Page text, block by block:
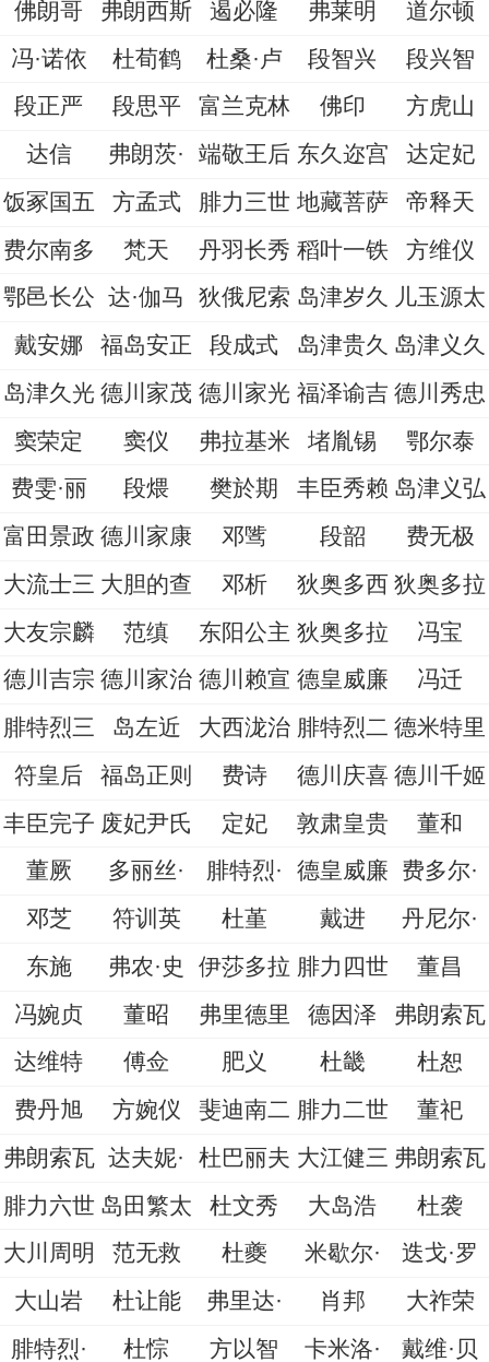
佛朗哥 弗朗西斯 遏必隆 弗莱明
道尔顿
冯·诺依
杜荀鹤 杜桑·卢 段智兴
段兴智
段正严
段思平 富兰克林 佛印
方虎山
达信
弗朗茨· 端敬王后 东久迩宫
达定妃
饭冢国五
方孟式 腓力三世 地藏菩萨
帝释天
费尔南多
梵天 丹羽长秀 稻叶一铁
方维仪
鄂邑长公 达·伽马 狄俄尼索 岛津岁久
儿玉源太
戴安娜
福岛安正 段成式 岛津贵久 岛津义久
岛津久光 德川家茂 德川家光 福泽谕吉 德川秀忠
窦荣定
窦仪 弗拉基米 堵胤锡
鄂尔泰
费雯·丽
段煨 樊於期 丰臣秀赖 岛津义弘
富田景政 德川家康 邓骘 段韶
费无极
大流士三 大胆的查 邓析 狄奥多西 狄奥多拉
大友宗麟
范缜 东阳公主 狄奥多拉
冯宝
德川吉宗 德川家治 德川赖宣 德皇威廉
冯迁
腓特烈三
岛左近 大西泷治 腓特烈二 德米特里
符皇后
福岛正则 费诗 德川庆喜 德川千姬
丰臣完子 废妃尹氏 定妃 敦肃皇贵
董和
董厥
多丽丝· 腓特烈· 德皇威廉
费多尔·
邓芝
符训英 杜堇 戴进
丹尼尔·
东施
弗农·史 伊莎多拉 腓力四世
董昌
冯婉贞
董昭 弗里德里 德因泽
弗朗索瓦
达维特
傅佥 肥义 杜畿
杜恕
费丹旭
方婉仪 斐迪南二 腓力二世
董祀
弗朗索瓦 达夫妮· 杜巴丽夫 大江健三 弗朗索瓦
腓力六世 岛田繁太 杜文秀 大岛浩
杜袭
大川周明
范无救 杜夔 米歇尔·
迭戈·罗
大山岩
杜让能 弗里达· 肖邦
大祚荣
腓特烈·
杜悰 方以智 卡米洛·
戴维·贝